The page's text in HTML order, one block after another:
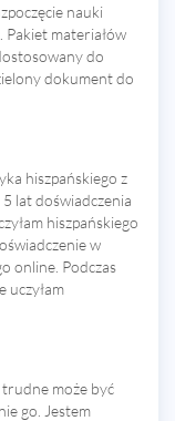
nauki
Pakiet materiałów
do
dokument do
hiszpańskiego z
lat doświadczenia
hiszpańskiego
w
online. Podczas
uczyłam
trudne może być
go. Jestem